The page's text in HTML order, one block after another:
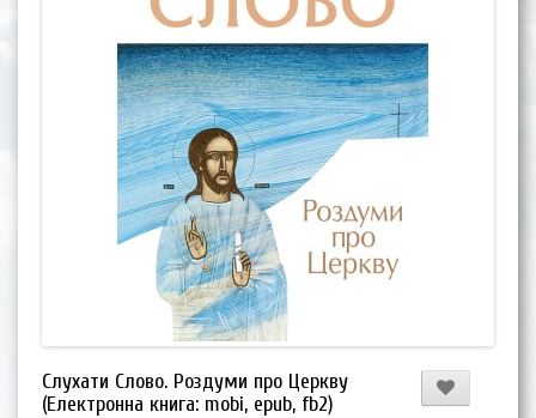
Слухати Слово. Роздуми про Церкву
(Електронна книга: mobi, epub, fb2)